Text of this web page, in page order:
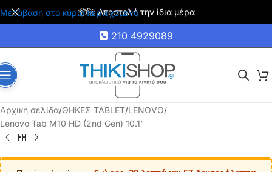
Μετάβαση στο κύριο περιεχόμενο
🚚 Δωρεάν μεταφορικά για αγορές άνω των 35€
210 4929089
Αρχική σελίδα/ΘΗΚΕΣ TABLET/LENOVO/
Lenovo Tab M10 HD (2nd Gen) 10.1"